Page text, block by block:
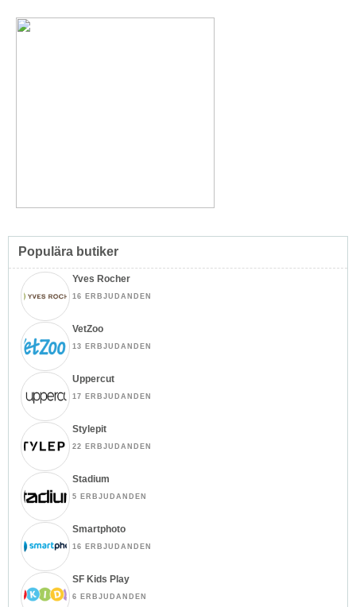
Populära butiker
Yves Rocher
16 ERBJUDANDEN
VetZoo
13 ERBJUDANDEN
Uppercut
17 ERBJUDANDEN
Stylepit
22 ERBJUDANDEN
Stadium
5 ERBJUDANDEN
Smartphoto
16 ERBJUDANDEN
SF Kids Play
6 ERBJUDANDEN